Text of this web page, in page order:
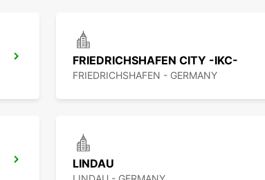
FRIEDRICHSHAFEN CITY -IKC-
FRIEDRICHSHAFEN - GERMANY
LINDAU